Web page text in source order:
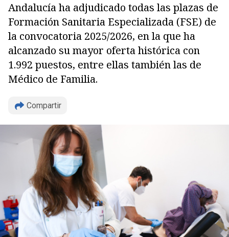
Andalucía ha adjudicado todas las plazas de
Formación Sanitaria Especializada (FSE) de
la convocatoria 2025/2026, en la que ha
alcanzado su mayor oferta histórica con
1.992 puestos, entre ellas también las de
Médico de Familia.
Compartir
Copiar